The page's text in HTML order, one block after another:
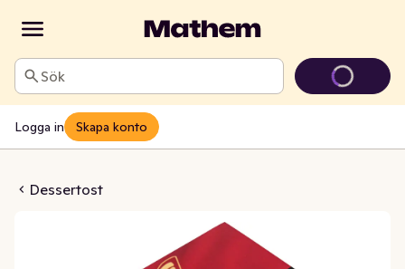
Sök
Logga in Skapa konto
Dessertost
Roquefort 32%